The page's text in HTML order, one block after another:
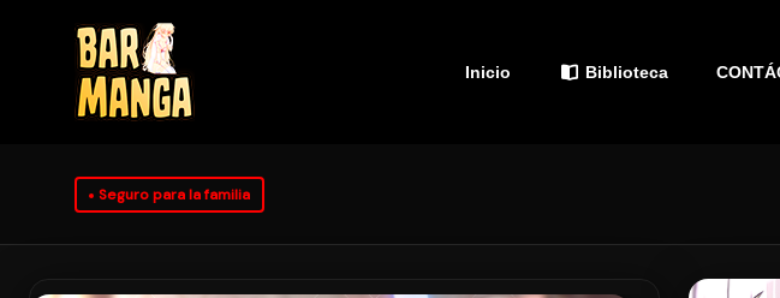
Inicio Biblioteca
Seguro para la familia